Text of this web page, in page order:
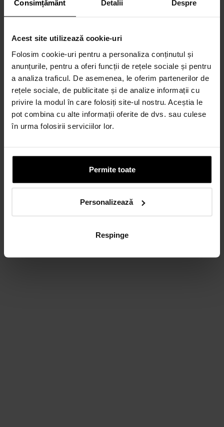
Consimțământ Detalii Despre
Acest site utilizează cookie-uri
Folosim cookie-uri pentru a personaliza conținutul și
anunțurile, pentru a oferi funcții de rețele sociale și pentru
a analiza traficul. De asemenea, le oferim partenerilor de
rețele sociale, de publicitate și de analize informații cu
privire la modul în care folosiți site-ul nostru. Aceștia le
pot combina cu alte informații oferite de dvs. sau culese
în urma folosirii serviciilor lor.
Permite toate
Personalizează
Respinge
CALCULEAZĂ RATA
Credit 100% Online prin TBI
CALCULEAZĂ RATA
Discută cu un consultant